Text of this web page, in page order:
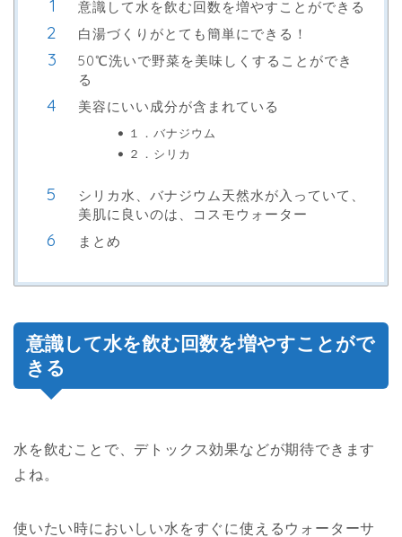
意識して水を飲む回数を増やすことができる
白湯づくりがとても簡単にできる！
50℃洗いで野菜を美味しくすることができ
る
美容にいい成分が含まれている
１．バナジウム
２．シリカ
シリカ水、バナジウム天然水が入っていて、
美肌に良いのは、コスモウォーター
まとめ
意識して水を飲む回数を増やすことがで
きる
水を飲むことで、デトックス効果などが期待できます
よね。
使いたい時においしい水をすぐに使えるウォーターサ